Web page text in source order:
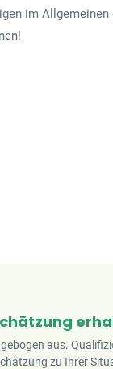
im Allgemeinen
aus.
zu Ihrer